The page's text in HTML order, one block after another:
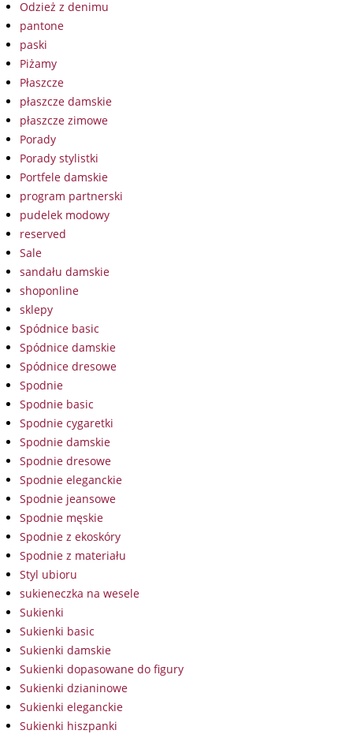
Odzież z denimu
pantone
paski
Piżamy
Płaszcze
płaszcze damskie
płaszcze zimowe
Porady
Porady stylistki
Portfele damskie
program partnerski
pudelek modowy
reserved
Sale
sandału damskie
shoponline
sklepy
Spódnice basic
Spódnice damskie
Spódnice dresowe
Spodnie
Spodnie basic
Spodnie cygaretki
Spodnie damskie
Spodnie dresowe
Spodnie eleganckie
Spodnie jeansowe
Spodnie męskie
Spodnie z ekoskóry
Spodnie z materiału
Styl ubioru
sukieneczka na wesele
Sukienki
Sukienki basic
Sukienki damskie
Sukienki dopasowane do figury
Sukienki dzianinowe
Sukienki eleganckie
Sukienki hiszpanki